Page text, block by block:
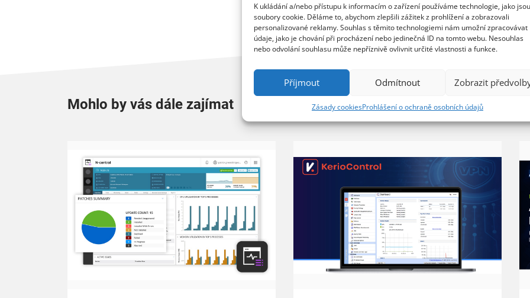
K ukládání a/nebo přístupu k informacím o zařízení používáme technologie, jako jsou
soubory cookie. Děláme to, abychom zlepšili zážitek z prohlížení a zobrazovali
personalizované reklamy. Souhlas s těmito technologiemi nám umožní zpracovávat
údaje, jako je chování při procházení nebo jedinečná ID na tomto webu. Nesouhlas
nebo odvolání souhlasu může nepříznivě ovlivnit určité vlastnosti a funkce.
Příjmout Odmítnout Zobrazit
Zásady cookiesProhlášení o ochraně osobních údajů
Mohlo by vás dále zajímat